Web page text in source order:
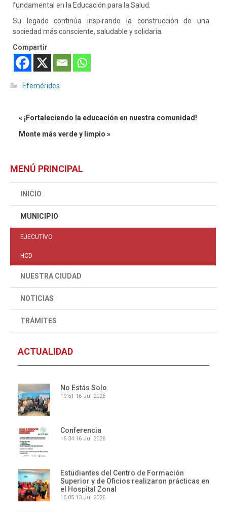
fundamental en la Educación para la Salud.
Su legado continúa inspirando la construcción de una
sociedad más consciente, saludable y solidaria.
Compartir
Efemérides
« ¡Fortaleciendo la educación en nuestra comunidad!
Monte más verde y limpio »
MENÚ PRINCIPAL
INICIO
MUNICIPIO
EJECUTIVO
HCD
NUESTRA CIUDAD
NOTICIAS
TRÁMITES
ACTUALIDAD
No Estás Solo
19:51 16 Jul 2026
Conferencia
15:34 16 Jul 2026
Estudiantes del Centro de Formación
Superior y de Oficios realizaron prácticas en
el Hospital Zonal
15:05 13 Jul 2026